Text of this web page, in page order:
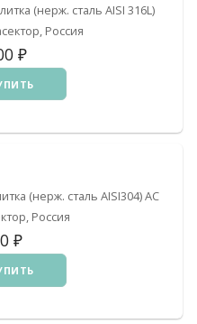
(нерж. сталь AISI 316L)
Россия
₽
(нерж. сталь AISI304) АС
Россия
₽